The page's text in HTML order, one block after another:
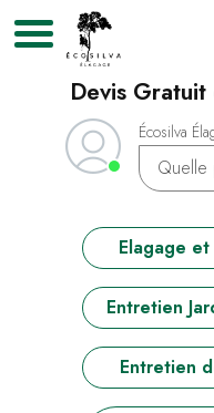
Devis
Écosilva
Quelle
Elagage
Entretien
Entretien